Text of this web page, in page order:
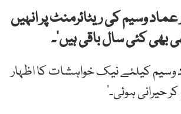
وسیم کی ریٹائرمنٹ پر انہیں
کئی سال باقی ہیں’۔
کیلئے نیک خواہشات کا اظہار
حیرانی ہوئی۔’